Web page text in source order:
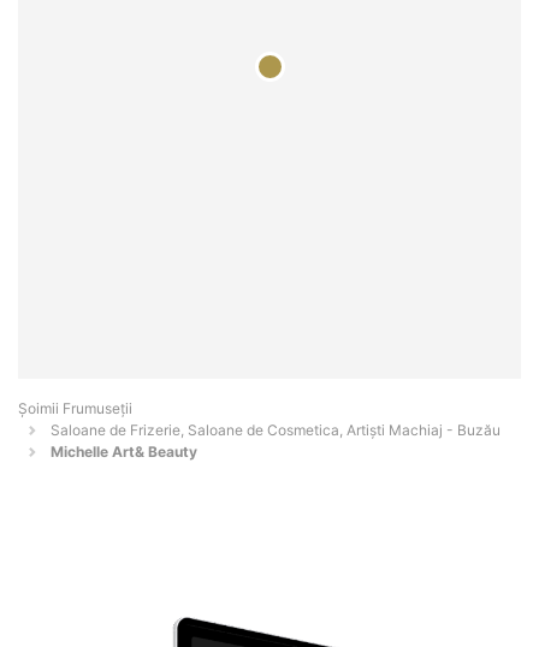
Șoimii Frumuseții
Saloane de Frizerie, Saloane de Cosmetica, Artiști Machiaj - Buzău
Michelle Art& Beauty